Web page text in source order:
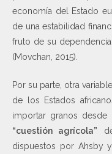
economía del Estado
de una estabilidad
fruto de su
(Movchan, 2015).
Por su parte, otra
de los Estados
importar granos desde
“cuestión agrícola”
dispuestos por Ahsby